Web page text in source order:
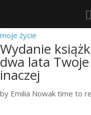
moje życie
Wydanie
dwa lata
inaczej
by Emilia Nowak time to